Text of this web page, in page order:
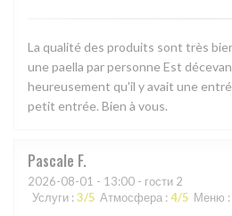
La qualité des produits sont très
une paella par personne Est
heureusement qu'il y avait une
petit entrée. Bien à vous.
Pascale F
2026-08-01 - 13:00 - гости 2
Услуги : 3/5 Атмосфера : 4/5 Меню :